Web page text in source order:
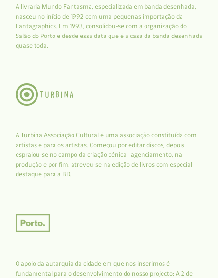
A livraria Mundo Fantasma, especializada em banda desenhada,
nasceu no início de 1992 com uma pequenas importação da
Fantagraphics. Em 1993, consolidou-se com a organização do
Salão do Porto e desde essa data que é a casa da banda desenhada
quase toda.
A Turbina Associação Cultural é uma associação constituída com
artistas e para os artistas. Começou por editar discos, depois
espraiou-se no campo da criação cénica, agenciamento, na
produção e por fim, atreveu-se na edição de livros com especial
destaque para a BD.
O apoio da autarquia da cidade em que nos inserimos é
fundamental para o desenvolvimento do nosso projecto: A 2 de